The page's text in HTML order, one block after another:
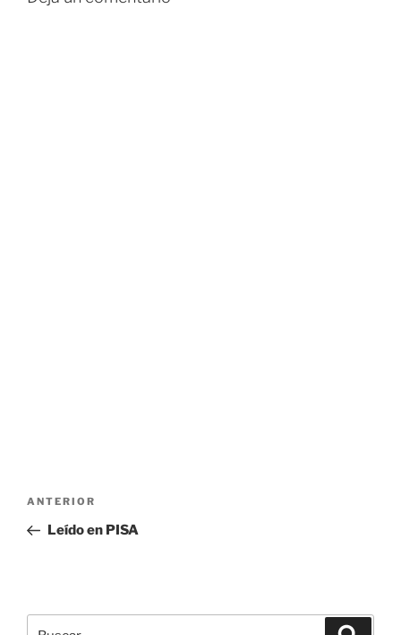
Navegación
entradas
Entrada
anterior:
ANTERIOR
Leído en PISA